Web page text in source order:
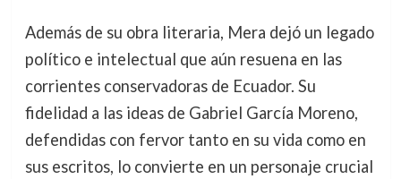
Además de su obra literaria, Mera dejó un legado
político e intelectual que aún resuena en las
corrientes conservadoras de Ecuador. Su
fidelidad a las ideas de Gabriel García Moreno,
defendidas con fervor tanto en su vida como en
sus escritos, lo convierte en un personaje crucial